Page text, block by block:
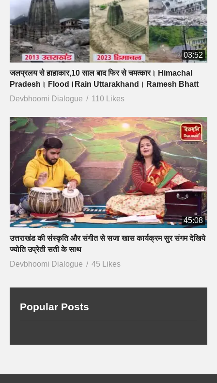
03:52
जलप्रलय से हाहाकार,10 साल बाद फिर से चमत्कार। Himachal
Pradesh। Flood।Rain Uttarakhand। Ramesh Bhatt
Devbhoomi Dialogue
110 Likes
45:08
उत्तराखंड की संस्कृति और संगीत से सजा खास कार्यक्रम सुर संगम देखिये
ज्योति उप्रेती सती के साथ
Devbhoomi Dialogue
45 Likes
Popular Posts